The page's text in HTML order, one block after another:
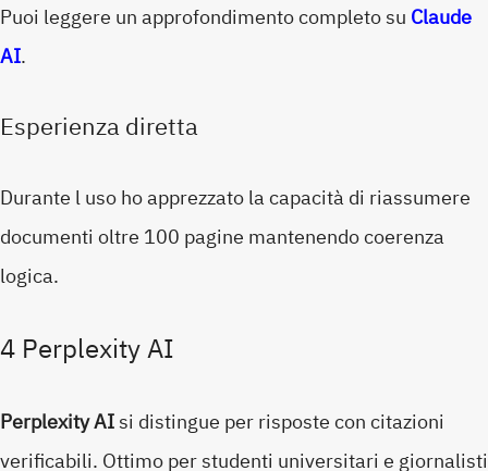
Puoi leggere un approfondimento completo su Claude
AI.
Esperienza diretta
Durante l uso ho apprezzato la capacità di riassumere
documenti oltre 100 pagine mantenendo coerenza
logica.
4 Perplexity AI
Perplexity AIsi distingue per risposte con citazioni
verificabili. Ottimo per studenti universitari e giornalisti